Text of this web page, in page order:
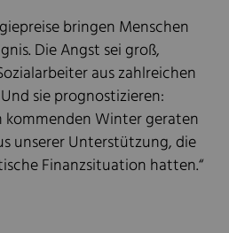
bringen Menschen
Die Angst sei groß,
aus zahlreichen
sie prognostizieren:
kommenden Winter geraten
unserer Unterstützung, die
Finanzsituation hatten.“